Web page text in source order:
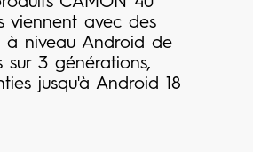
viennent avec des
à niveau Android de
sur 3 générations,
jusqu'à Android 18